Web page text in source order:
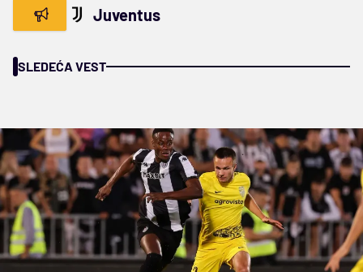
Juventus
SLEDEĆA VEST